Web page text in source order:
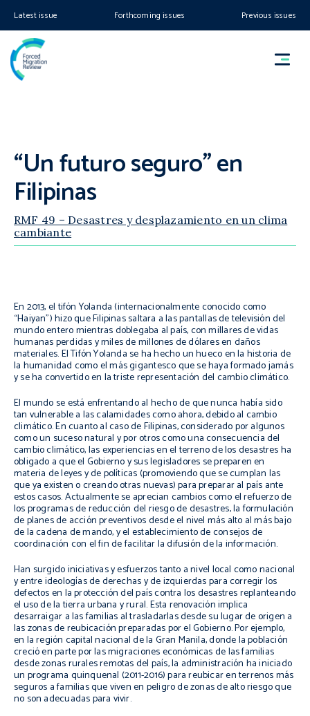
Latest issue Forthcoming issues Previous issues
“Un futuro seguro” en
Filipinas
RMF 49 – Desastres y desplazamiento en un clima
cambiante
En 2013, el tifón Yolanda (internacionalmente conocido como
“Haiyan”) hizo que Filipinas saltara a las pantallas de televisión del
mundo entero mientras doblegaba al país, con millares de vidas
humanas perdidas y miles de millones de dólares en daños
materiales. El Tifón Yolanda se ha hecho un hueco en la historia de
la humanidad como el más gigantesco que se haya formado jamás
y se ha convertido en la triste representación del cambio climático.
El mundo se está enfrentando al hecho de que nunca había sido
tan vulnerable a las calamidades como ahora, debido al cambio
climático. En cuanto al caso de Filipinas, considerado por algunos
como un suceso natural y por otros como una consecuencia del
cambio climático, las experiencias en el terreno de los desastres ha
obligado a que el Gobierno y sus legisladores se preparen en
materia de leyes y de políticas (promoviendo que se cumplan las
que ya existen o creando otras nuevas) para preparar al país ante
estos casos. Actualmente se aprecian cambios como el refuerzo de
los programas de reducción del riesgo de desastres, la formulación
de planes de acción preventivos desde el nivel más alto al más bajo
de la cadena de mando, y el establecimiento de consejos de
coordinación con el fin de facilitar la difusión de la información.
Han surgido iniciativas y esfuerzos ­tanto a nivel local como nacional
y entre ideologías de derechas y de izquierdas­ para corregir los
defectos en la protección del país contra los desastres replanteando
el uso de la tierra urbana y rural. Esta renovación implica
desarraigar a las familias al trasladarlas desde su lugar de origen a
las zonas de reubicación preparadas por el Gobierno. Por ejemplo,
en la región capital nacional de la Gran Manila, donde la población
creció en parte por las migraciones económicas de las familias
desde zonas rurales remotas del país, la administración ha iniciado
un programa quinquenal (2011-2016) para reubicar en terrenos más
seguros a familias que viven en peligro de zonas de alto riesgo que
no son adecuadas para vivir.